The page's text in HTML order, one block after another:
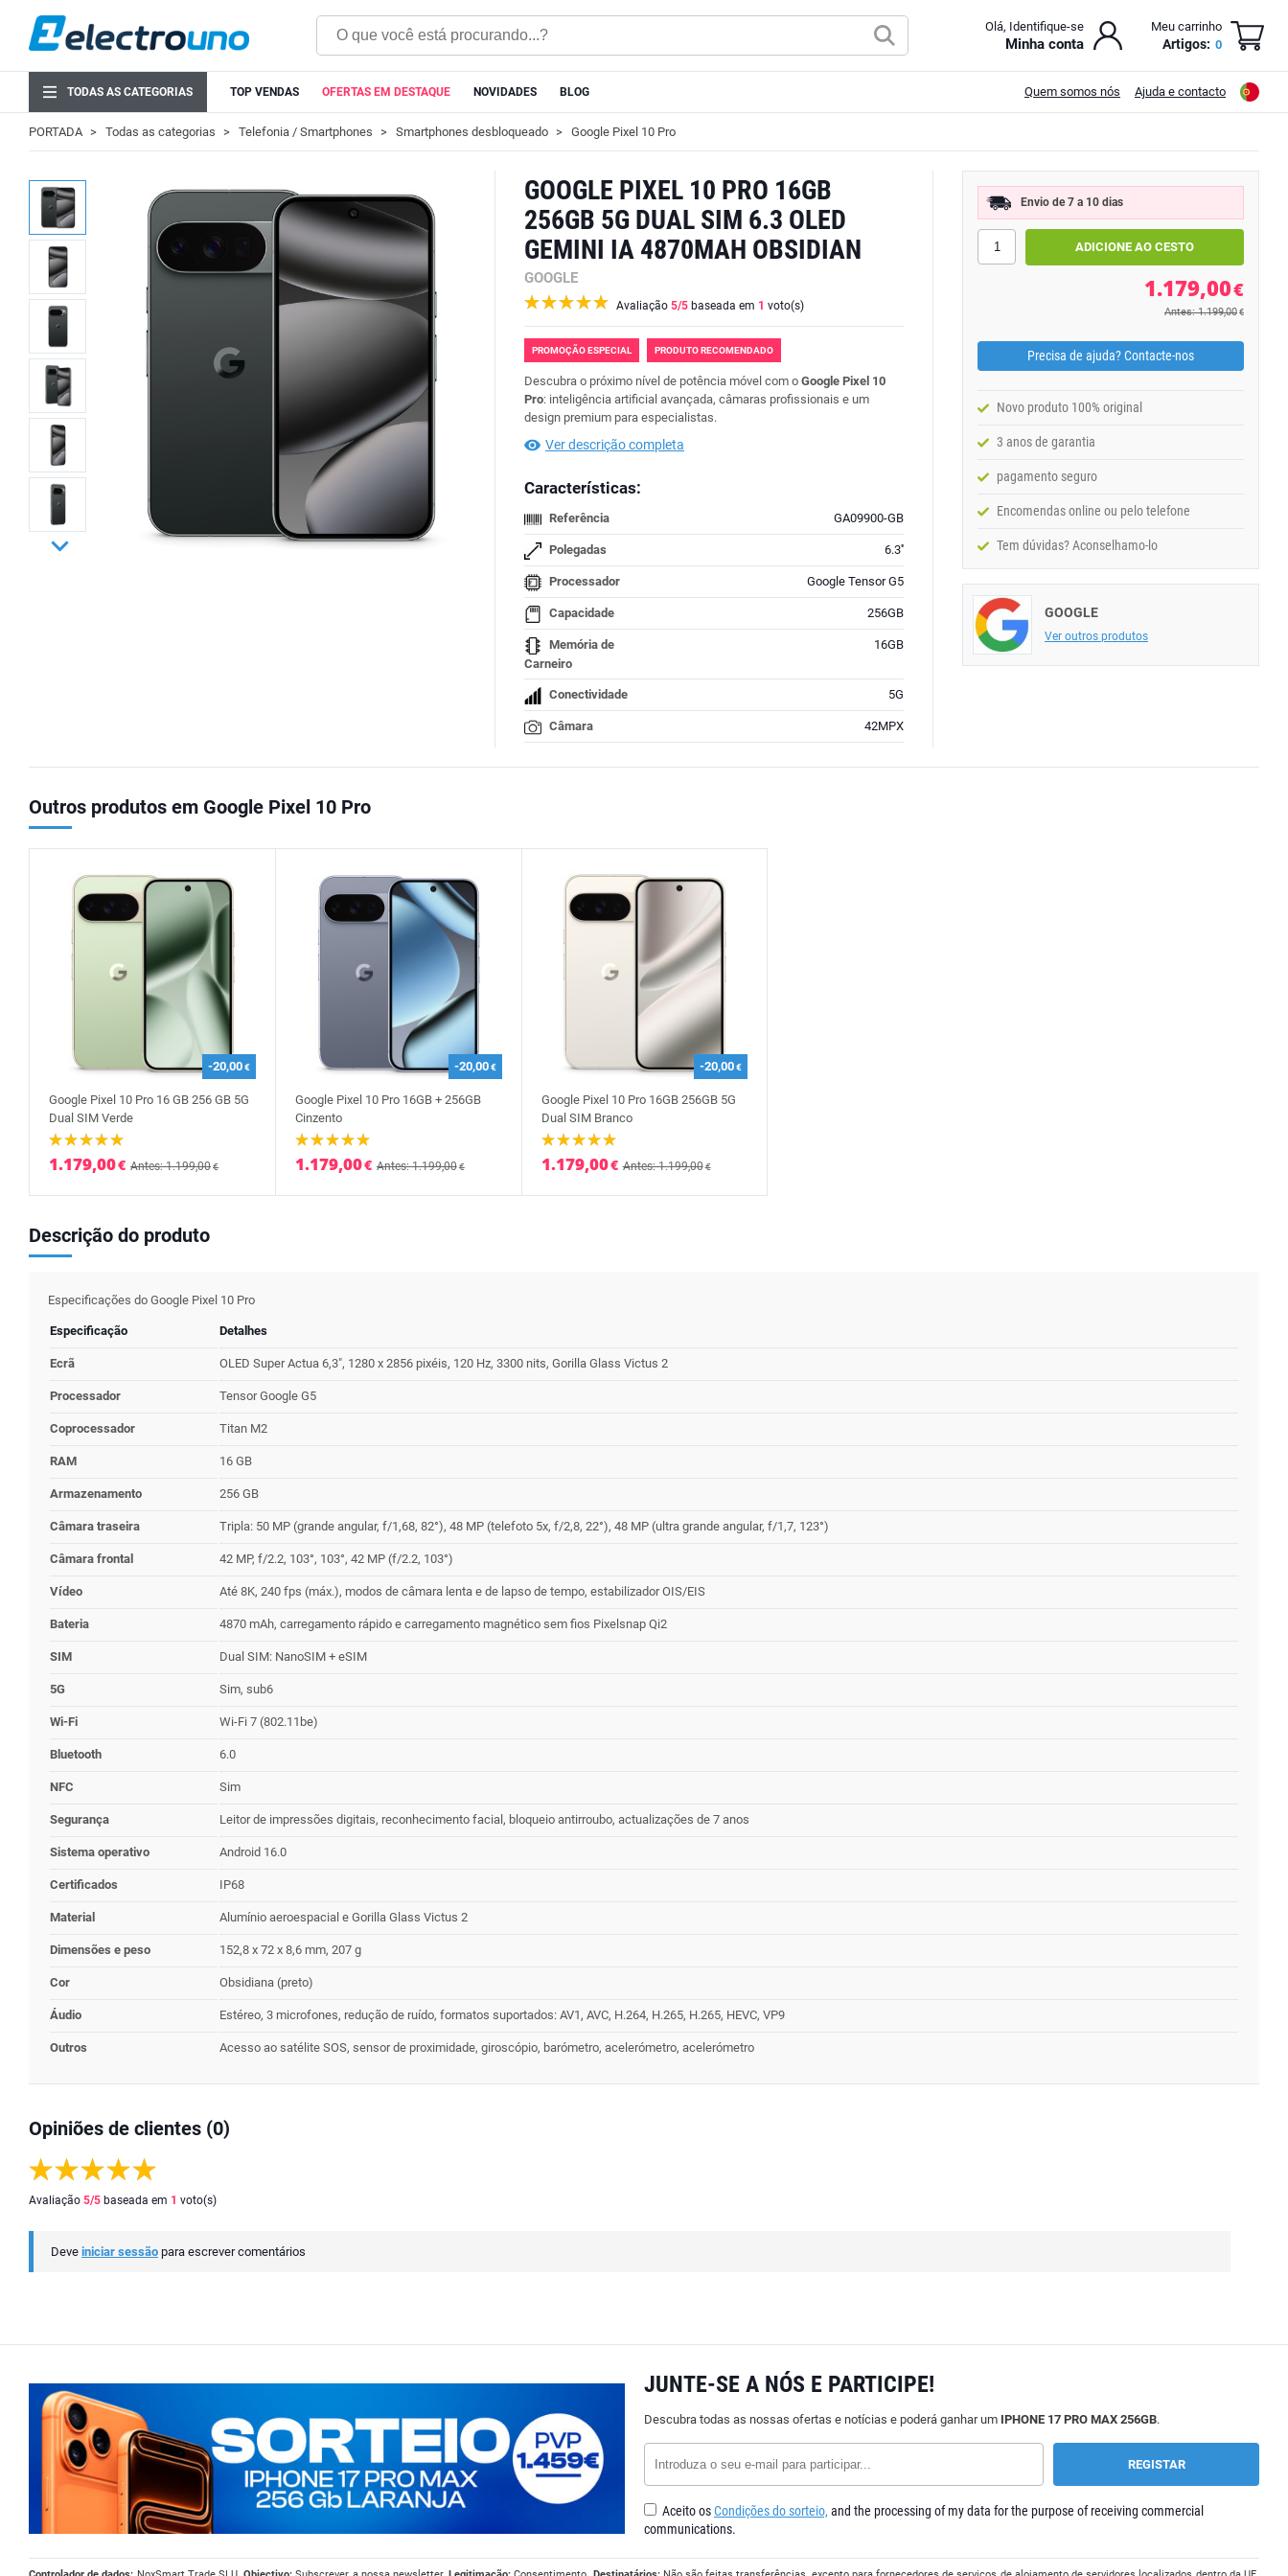
Olá, Identifique-se
Minha conta
Meu carrinho
Artigos: 0
TODAS AS CATEGORIAS TOP VENDAS OFERTAS EM DESTAQUE NOVIDADES BLOG Quem somos nós Ajuda e contacto
PORTADA Todas as categorias Telefonia / Smartphones Smartphones desbloqueado Google Pixel 10 Pro
GOOGLE PIXEL 10 PRO 16GB
256GB 5G DUAL SIM 6.3 OLED
GEMINI IA 4870MAH OBSIDIAN
GOOGLE
Avaliação 5/5 baseada em 1 voto(s)
PROMOÇÃO ESPECIAL PRODUTO RECOMENDADO
Descubra o próximo nível de potência móvel com o Google Pixel 10
Pro: inteligência artificial avançada, câmaras profissionais e um
design premium para especialistas.
Ver descrição completa
Características:
Referência GA09900-GB
Polegadas 6.3''
Processador Google Tensor G5
Capacidade 256GB
Memória de
Carneiro
16GB
Conectividade 5G
Câmara 42MPX
Envio de 7 a 10 dias
1.179,00€
Antes: 1.199,00 €
Precisa de ajuda? Contacte-nos
Novo produto 100% original
3 anos de garantia
pagamento seguro
Encomendas online ou pelo telefone
Tem dúvidas? Aconselhamo-lo
GOOGLE
Ver outros produtos
Outros produtos em Google Pixel 10 Pro
-20,00€
Google Pixel 10 Pro 16 GB 256 GB 5G
Dual SIM Verde
1.179,00€ Antes: 1.199,00€
-20,00€
Google Pixel 10 Pro 16GB + 256GB
Cinzento
1.179,00€ Antes: 1.199,00€
-20,00€
Google Pixel 10 Pro 16GB 256GB 5G
Dual SIM Branco
1.179,00€ Antes: 1.199,00€
Descrição do produto
Especificações do Google Pixel 10 Pro
Especificação Detalhes
Ecrã OLED Super Actua 6,3", 1280 x 2856 pixéis, 120 Hz, 3300 nits, Gorilla Glass Victus 2
Processador Tensor Google G5
Coprocessador Titan M2
RAM 16 GB
Armazenamento 256 GB
Câmara traseira Tripla: 50 MP (grande angular, f/1,68, 82°), 48 MP (telefoto 5x, f/2,8, 22°), 48 MP (ultra grande angular, f/1,7, 123°)
Câmara frontal 42 MP, f/2.2, 103°, 103°, 42 MP (f/2.2, 103°)
Vídeo Até 8K, 240 fps (máx.), modos de câmara lenta e de lapso de tempo, estabilizador OIS/EIS
Bateria 4870 mAh, carregamento rápido e carregamento magnético sem fios Pixelsnap Qi2
SIM Dual SIM: NanoSIM + eSIM
5G Sim, sub6
Wi-Fi Wi-Fi 7 (802.11be)
Bluetooth 6.0
NFC Sim
Segurança Leitor de impressões digitais, reconhecimento facial, bloqueio antirroubo, actualizações de 7 anos
Sistema operativo Android 16.0
Certificados IP68
Material Alumínio aeroespacial e Gorilla Glass Victus 2
Dimensões e peso 152,8 x 72 x 8,6 mm, 207 g
Cor Obsidiana (preto)
Áudio Estéreo, 3 microfones, redução de ruído, formatos suportados: AV1, AVC, H.264, H.265, H.265, HEVC, VP9
Outros Acesso ao satélite SOS, sensor de proximidade, giroscópio, barómetro, acelerómetro, acelerómetro
Opiniões de clientes (0)
Avaliação 5/5 baseada em 1 voto(s)
Deve iniciar sessão para escrever comentários
JUNTE-SE A NÓS E PARTICIPE!
Descubra todas as nossas ofertas e notícias e poderá ganhar um IPHONE 17 PRO MAX 256GB.
Aceito osCondições do sorteio, and the processing of my data for the purpose of receiving commercial
communications.